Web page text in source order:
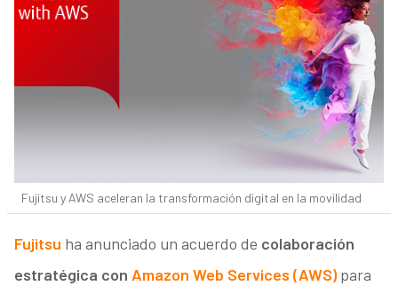
Fujitsu y AWS aceleran la transformación digital en la movilidad
Fujitsu ha anunciado un acuerdo de colaboración
estratégica con Amazon Web Services (AWS)para